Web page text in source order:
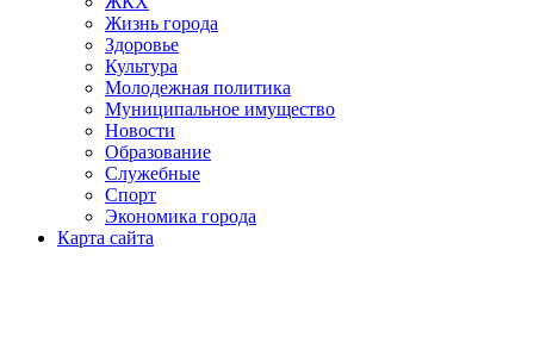
Жизнь города
Здоровье
Культура
Молодежная политика
Муниципальное имущество
Новости
Образование
Служебные
Спорт
Экономика города
Карта сайта